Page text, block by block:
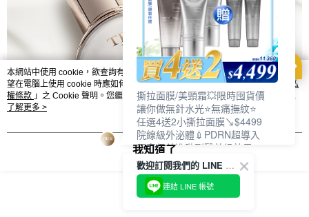
本網站中使用 cookie，欲查詢有關本網站使用 cookie 方式之詳情，及若您不希
望在電腦上使用 cookie 時應如何變更電腦的 cookie 設定，請參閱本網站「
隱私
權條款 」之 Cookie 聲明。您繼續使用本網站即表示您同意本公司得按本網站使
用條款之 Cookie 聲明使用 cookie。
了解更多 >
我知道了
撕拉面膜/美頸霜💥限時囤貨價
讓你做無針水光⭐無痛撫紋⭐
任選4送2小撕拉面膜↘$4499
院線級外泌體💉PDRN超導入
居家保養進階到醫美級效果❗
歡迎訂閱我們的 LINE 官方帳號
連結 LINE 帳號